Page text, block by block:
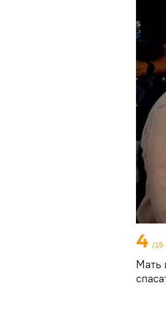
4 /15
Мать